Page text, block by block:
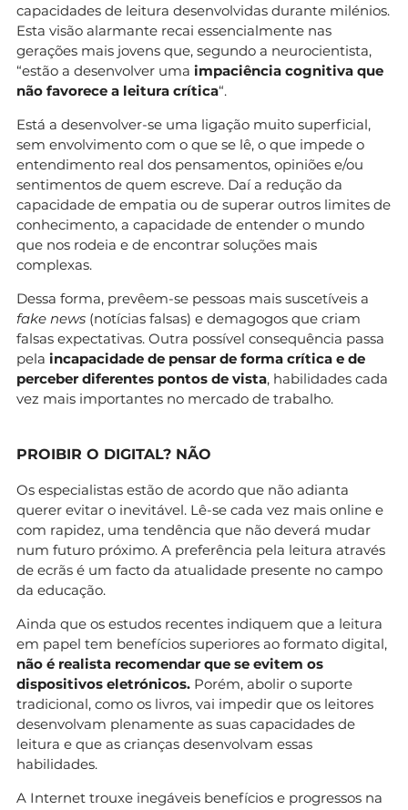
capacidades de leitura desenvolvidas durante milénios.
Esta visão alarmante recai essencialmente nas
gerações mais jovens que, segundo a neurocientista,
“estão a desenvolver uma impaciência cognitiva que
não favorece a leitura crítica“.
Está a desenvolver-se uma ligação muito superficial,
sem envolvimento com o que se lê, o que impede o
entendimento real dos pensamentos, opiniões e/ou
sentimentos de quem escreve. Daí a redução da
capacidade de empatia ou de superar outros limites de
conhecimento, a capacidade de entender o mundo
que nos rodeia e de encontrar soluções mais
complexas.
Dessa forma, prevêem-se pessoas mais suscetíveis a
fake news (notícias falsas) e demagogos que criam
falsas expectativas. Outra possível consequência passa
pela incapacidade de pensar de forma crítica e de
perceber diferentes pontos de vista, habilidades cada
vez mais importantes no mercado de trabalho.
PROIBIR O DIGITAL? NÃO
Os especialistas estão de acordo que não adianta
querer evitar o inevitável. Lê-se cada vez mais online e
com rapidez, uma tendência que não deverá mudar
num futuro próximo. A preferência pela leitura através
de ecrãs é um facto da atualidade presente no campo
da educação.
Ainda que os estudos recentes indiquem que a leitura
em papel tem benefícios superiores ao formato digital,
não é realista recomendar que se evitem os
dispositivos eletrónicos. Porém, abolir o suporte
tradicional, como os livros, vai impedir que os leitores
desenvolvam plenamente as suas capacidades de
leitura e que as crianças desenvolvam essas
habilidades.
A Internet trouxe inegáveis benefícios e progressos na